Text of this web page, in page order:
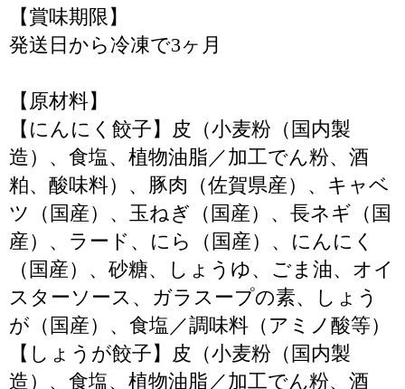
【賞味期限】
発送日から冷凍で3ヶ月
【原材料】
【にんにく餃子】皮（小麦粉（国内製
造）、食塩、植物油脂／加工でん粉、酒
粕、酸味料）、豚肉（佐賀県産）、キャベ
ツ（国産）、玉ねぎ（国産）、長ネギ（国
産）、ラード、にら（国産）、にんにく
（国産）、砂糖、しょうゆ、ごま油、オイ
スターソース、ガラスープの素、しょう
が（国産）、食塩／調味料（アミノ酸等）
【しょうが餃子】皮（小麦粉（国内製
造）、食塩、植物油脂／加工でん粉、酒